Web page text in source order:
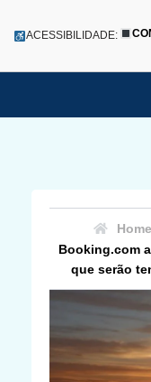
para
ACESSIBILIDADE:
Home
Booking.com
que serão